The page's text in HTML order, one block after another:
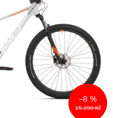
15 290 Kč
–8 %